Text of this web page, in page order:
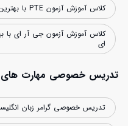
کلاس آموزش آزمون PTE با بهترین اساتید تدریس خصوصی PTE
کلاس آموزش آزمون جی آر ای
ای
تدریس خصوصی مهارت های
تدریس خصوصی گرامر زبان